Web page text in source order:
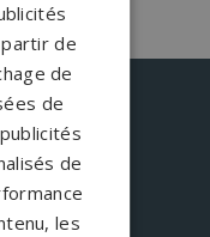
de
de
de
de
les